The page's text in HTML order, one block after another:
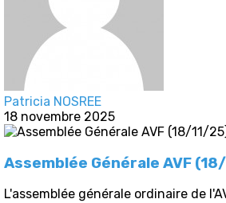
Patricia NOSREE
18 novembre 2025
Assemblée Générale AVF
L'assemblée générale ordinaire de